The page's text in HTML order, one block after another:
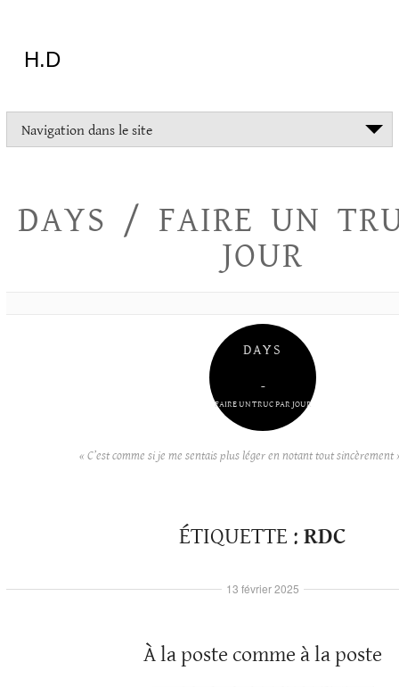
H.D
tout
essayer
Navigation dans le site
DAYS / FAIRE UN
JOUR
DAYS
–
FAIRE UN TRUC PAR JOUR
« C’est comme si je me sentais plus léger en notant tout sincèrement
ÉTIQUETTE : RDC
À la poste comme à la poste
13 février 2025